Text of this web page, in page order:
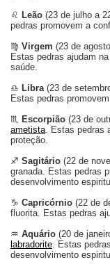
♌ Leão (23 de julho a
pedras promovem a
♍ Virgem (23 de
Estas pedras ajudam
saúde.
♎ Libra (23 de
Estas pedras
♏ Escorpião (23 de
ametista . Estas
proteção.
♐ Sagitário (22 de
granada. Estas pedras
desenvolvimento
♑ Capricórnio (22 de
fluorita. Estas pedras
♒ Aquário (20 de
labradorite . Estas
desenvolvimento